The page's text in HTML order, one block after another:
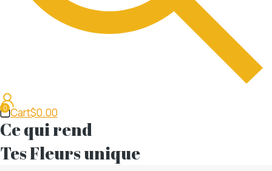
Cart$0.00
Ce qui rend
Tes Fleurs unique